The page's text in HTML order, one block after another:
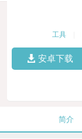
工具
安卓下载
简介